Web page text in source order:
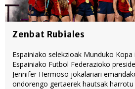
Zenbat Rubiales
Espainiako selekzioak Munduko
Espainiako Futbol Federazioko
Jennifer Hermoso jokalariari
ondorengo gertaerek hautsak